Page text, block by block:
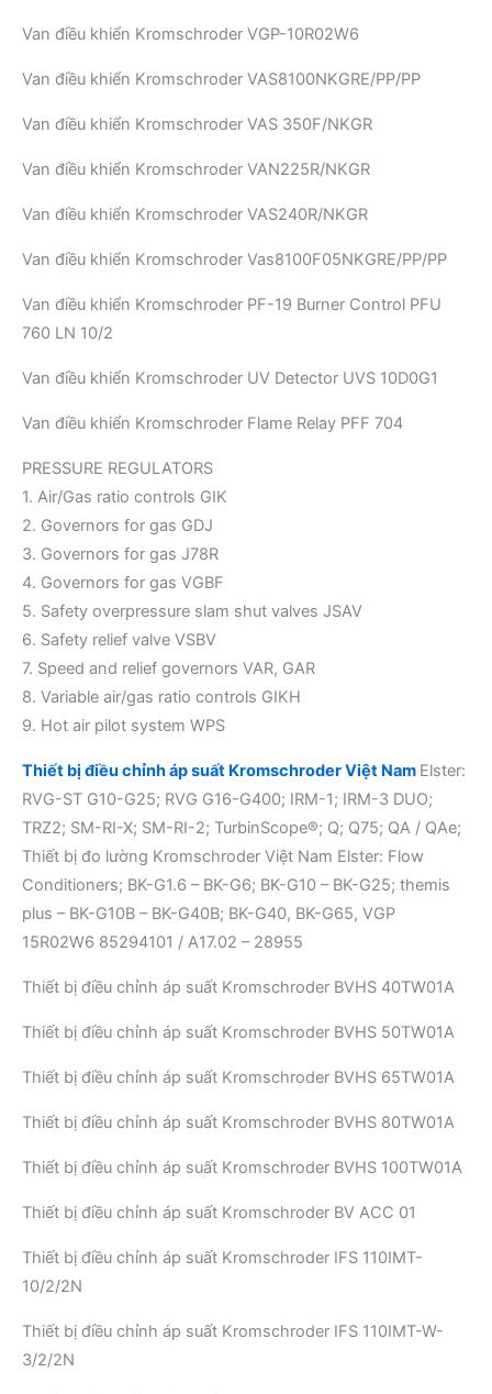
Van điều khiển Kromschroder VGP-10R02W6
Van điều khiển Kromschroder VAS8100NKGRE/PP/PP
Van điều khiển Kromschroder VAS 350F/NKGR
Van điều khiển Kromschroder VAN225R/NKGR
Van điều khiển Kromschroder VAS240R/NKGR
Van điều khiển Kromschroder Vas8100F05NKGRE/PP/PP
Van điều khiển Kromschroder PF-19 Burner Control PFU
760 LN 10/2
Van điều khiển Kromschroder UV Detector UVS 10D0G1
Van điều khiển Kromschroder Flame Relay PFF 704
PRESSURE REGULATORS
1. Air/Gas ratio controls GIK
2. Governors for gas GDJ
3. Governors for gas J78R
4. Governors for gas VGBF
5. Safety overpressure slam shut valves JSAV
6. Safety relief valve VSBV
7. Speed and relief governors VAR, GAR
8. Variable air/gas ratio controls GIKH
9. Hot air pilot system WPS
Thiết bị điều chỉnh áp suất Kromschroder Việt Nam Elster:
RVG-ST G10-G25; RVG G16-G400; IRM-1; IRM-3 DUO;
TRZ2; SM-RI-X; SM-RI-2; TurbinScope®; Q; Q75; QA / QAe;
Thiết bị đo lường Kromschroder Việt Nam Elster: Flow
Conditioners; BK-G1.6 – BK-G6; BK-G10 – BK-G25; themis
plus – BK-G10B – BK-G40B; BK-G40, BK-G65, VGP
15R02W6 85294101 / A17.02 – 28955
Thiết bị điều chỉnh áp suất Kromschroder BVHS 40TW01A
Thiết bị điều chỉnh áp suất Kromschroder BVHS 50TW01A
Thiết bị điều chỉnh áp suất Kromschroder BVHS 65TW01A
Thiết bị điều chỉnh áp suất Kromschroder BVHS 80TW01A
Thiết bị điều chỉnh áp suất Kromschroder BVHS 100TW01A
Thiết bị điều chỉnh áp suất Kromschroder BV ACC 01
Thiết bị điều chỉnh áp suất Kromschroder IFS 110IMT-
10/2/2N
Thiết bị điều chỉnh áp suất Kromschroder IFS 110IMT-W-
3/2/2N